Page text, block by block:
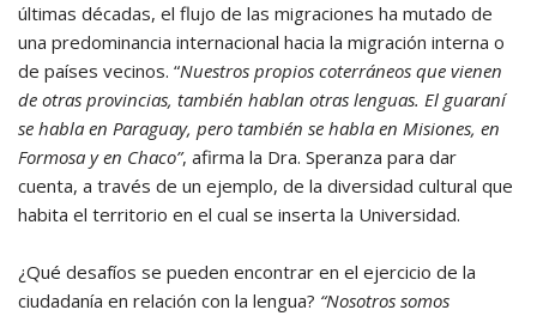
últimas décadas, el flujo de las migraciones ha mutado de
una predominancia internacional hacia la migración interna o
de países vecinos. “Nuestros propios coterráneos que vienen
de otras provincias, también hablan otras lenguas. El guaraní
se habla en Paraguay, pero también se habla en Misiones, en
Formosa y en Chaco”, afirma la Dra. Speranza para dar
cuenta, a través de un ejemplo, de la diversidad cultural que
habita el territorio en el cual se inserta la Universidad.
¿Qué desafíos se pueden encontrar en el ejercicio de la
ciudadanía en relación con la lengua? “Nosotros somos